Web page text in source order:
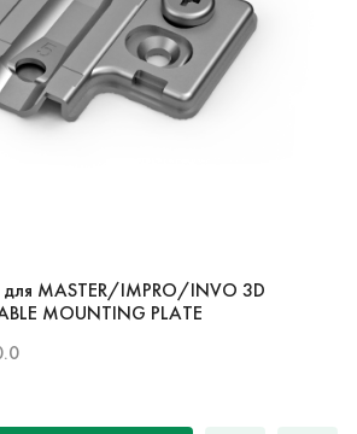
MASTER/IMPRO/INVO 3D
MOUNTING PLATE